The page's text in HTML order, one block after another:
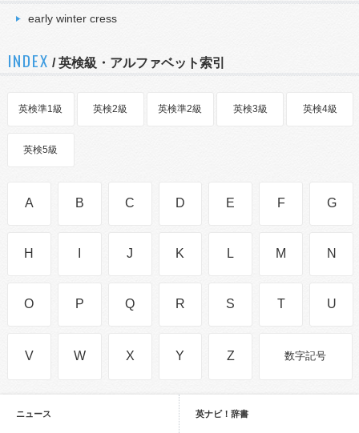
early winter cress
INDEX / 英検級・アルファベット索引
英検準1級 英検2級 英検準2級 英検3級 英検4級
英検5級
A B C D E F G
H J K L M N
O P Q R S T U
V W X Y Z 数字記号
ニュース 英ナビ！辞書